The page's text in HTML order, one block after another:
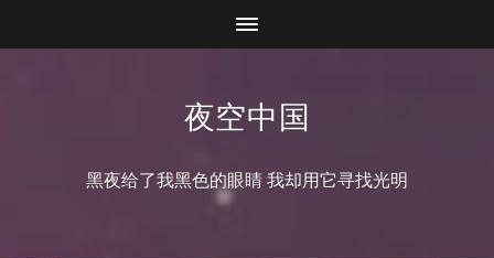
夜空中国
黑夜给了我黑色的眼睛 我却用它寻找光明